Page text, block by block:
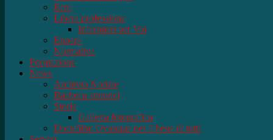
Ecm
Libera professione
Infermieri per Voi
Enpapi
Normativa
Formazione
News
Archivio Notizie
Bacheca annunci
Storie
Galleria fotografica
Docufilm: Ovunque per il bene di tutti